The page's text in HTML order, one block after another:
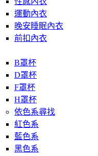
運動內衣
晚安睡眠內衣
前扣內衣
B罩杯
D罩杯
F罩杯
H罩杯
依色系尋找
紅色系
藍色系
黑色系